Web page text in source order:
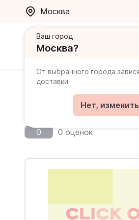
Москва
Ваш город
Москва?
От выбранного города
доставки
Нет, изменить
Главная Каталог
Click On
0 0 оценок